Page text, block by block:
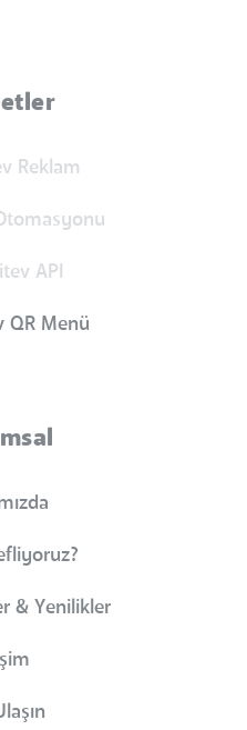
Reklam
API
QR Menü
& Yenilikler